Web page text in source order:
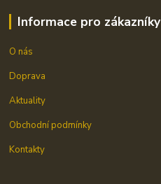
Informace pro zákazníky
O nás
Doprava
Aktuality
Obchodní podmínky
Kontakty